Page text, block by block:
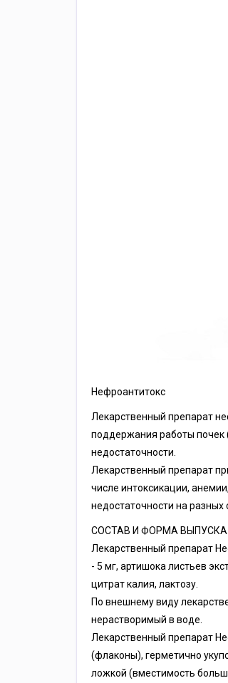
Нефроантитокс
Лекарственный препарат
поддержания работы почек
недостаточности.
Лекарственный препарат
числе интоксикации,
недостаточности на разных
СОСТАВ И ФОРМА ВЫПУСКА
Лекарственный препарат
- 5 мг, артишока листьев
цитрат калия, лактозу.
По внешнему виду
нерастворимый в воде.
Лекарственный препарат
(флаконы), герметично
ложкой (вместимость